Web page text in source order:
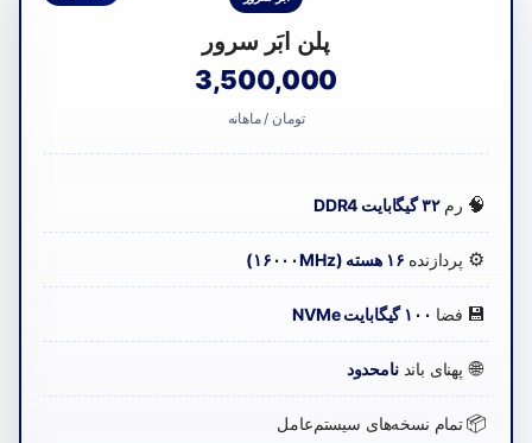
پلن ابَر سرور
3,500,000
تومان / ماهانه
🧠 رم۳۲ گیگابایت DDR4
⚙️ پردازنده ۱۶ هسته (۱۶۰۰۰MHz)
💾 فضا ۱۰۰ گیگابایت NVMe
🌐 پهنای باندنامحدود
📦تمام نسخه‌های سیستم‌عامل